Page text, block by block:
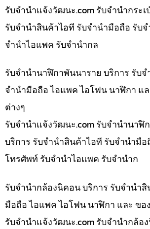
รับจํานําแจ้งวัฒนะ.com รับจำนำกระ
รับจำนำสินค้าไอที รับจำนำมือถือ รับ
จำนำไอแพค รับจำนำกล
รับจำนำนาฬิกาพันนาราย บริการ รับ
จำนำมือถือ ไอแพค ไอโฟน นาฬิกา แ
ต่างๆ
รับจํานําแจ้งวัฒนะ.com รับจำนำนาฬิ
บริการ รับจำนำสินค้าไอที รับจำนำมือ
โทรศัพท์ รับจำนำไอแพค รับจำนำก
รับจำนำกล้องนิคอน บริการ รับจำนำ
มือถือ ไอแพค ไอโฟน นาฬิกา และ ขอ
รับจํานําแจ้งวัฒนะ.com รับจำนำกล้อ